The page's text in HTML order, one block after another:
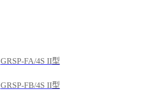
GRSP-FA/4S II型
GRSP-FB/4S II型